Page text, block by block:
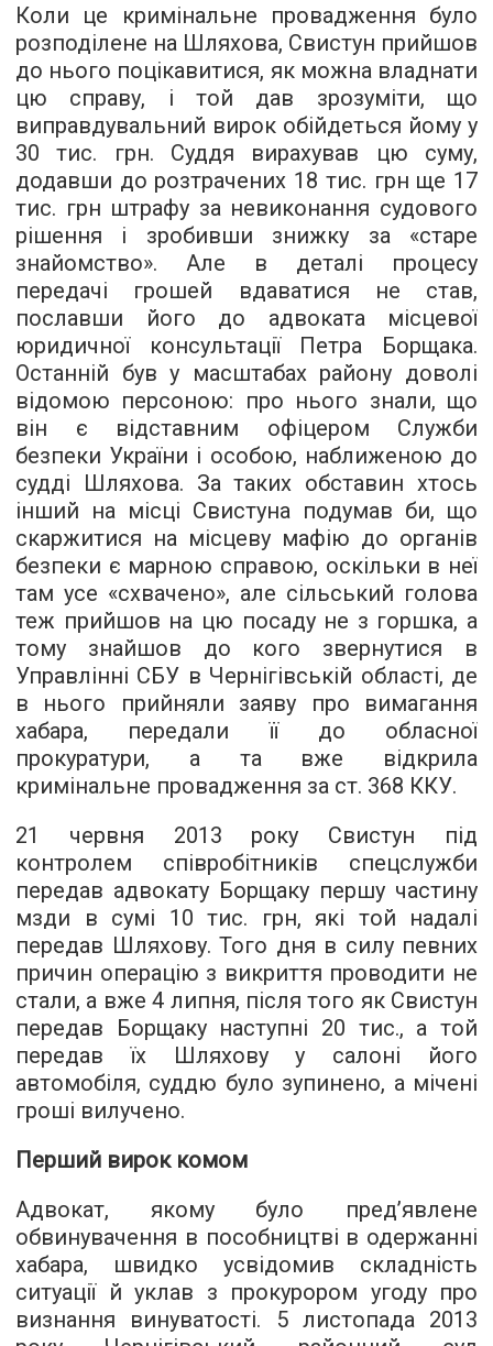
Коли це кримінальне провадження було
розподілене на Шляхова, Свистун прийшов
до нього поцікавитися, як можна владнати
цю справу, і той дав зрозуміти, що
виправдувальний вирок обійдеться йому у
30 тис. грн. Суддя вирахував цю суму,
додавши до розтрачених 18 тис. грн ще 17
тис. грн штрафу за невиконання судового
рішення і зробивши знижку за «старе
знайомство». Але в деталі процесу
передачі грошей вдаватися не став,
пославши його до адвоката місцевої
юридичної консультації Петра Борщака.
Останній був у масштабах району доволі
відомою персоною: про нього знали, що
він є відставним офіцером Служби
безпеки України і особою, наближеною до
судді Шляхова. За таких обставин хтось
інший на місці Свистуна подумав би, що
скаржитися на місцеву мафію до органів
безпеки є марною справою, оскільки в неї
там усе «схвачено», але сільський голова
теж прийшов на цю посаду не з горшка, а
тому знайшов до кого звернутися в
Управлінні СБУ в Чернігівській області, де
в нього прийняли заяву про вимагання
хабара, передали її до обласної
прокуратури, а та вже відкрила
кримінальне провадження за ст. 368 ККУ.
21 червня 2013 року Свистун під
контролем співробітників спецслужби
передав адвокату Борщаку першу частину
мзди в сумі 10 тис. грн, які той надалі
передав Шляхову. Того дня в силу певних
причин операцію з викриття проводити не
стали, а вже 4 липня, після того як Свистун
передав Борщаку наступні 20 тис., а той
передав їх Шляхову у салоні його
автомобіля, суддю було зупинено, а мічені
гроші вилучено.
Перший вирок комом
Адвокат, якому було пред’явлене
обвинувачення в пособництві в одержанні
хабара, швидко усвідомив складність
ситуації й уклав з прокурором угоду про
визнання винуватості. 5 листопада 2013